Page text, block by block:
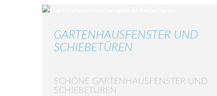
GARTENHAUSFENSTER UND
SCHIEBETÜREN
SCHÖNE GARTENHAUSFENSTER UND
SCHIEBETÜREN